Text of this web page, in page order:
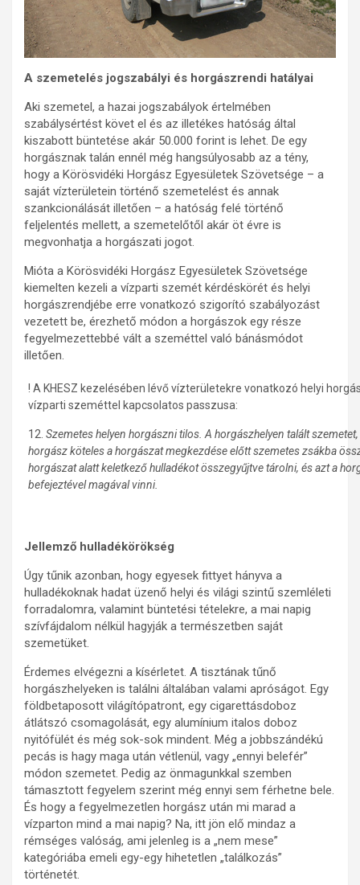
A szemetelés jogszabályi és horgászrendi hatályai
Aki szemetel, a hazai jogszabályok értelmében
szabálysértést követ el és az illetékes hatóság által
kiszabott büntetése akár 50.000 forint is lehet. De egy
horgásznak talán ennél még hangsúlyosabb az a tény,
hogy a Körösvidéki Horgász Egyesületek Szövetsége – a
saját vízterületein történő szemetelést és annak
szankcionálását illetően – a hatóság felé történő
feljelentés mellett, a szemetelőtől akár öt évre is
megvonhatja a horgászati jogot.
Mióta a Körösvidéki Horgász Egyesületek Szövetsége
kiemelten kezeli a vízparti szemét kérdéskörét és helyi
horgászrendjébe erre vonatkozó szigorító szabályozást
vezetett be, érezhető módon a horgászok egy része
fegyelmezettebbé vált a szeméttel való bánásmódot
illetően.
! A KHESZ kezelésében lévő vízterületekre vonatkozó helyi
vízparti szeméttel kapcsolatos passzusa:
12. Szemetes helyen horgászni tilos. A horgászhelyen talált
horgász köteles a horgászat megkezdése előtt szemetes zsákba
horgászat alatt keletkező hulladékot összegyűjtve tárolni, és azt a
befejeztével magával vinni.
Jellemző hulladékörökség
Úgy tűnik azonban, hogy egyesek fittyet hányva a
hulladékoknak hadat üzenő helyi és világi szintű szemléleti
forradalomra, valamint büntetési tételekre, a mai napig
szívfájdalom nélkül hagyják a természetben saját
szemetüket.
Érdemes elvégezni a kísérletet. A tisztának tűnő
horgászhelyeken is találni általában valami apróságot. Egy
földbetaposott világítópatront, egy cigarettásdoboz
átlátszó csomagolását, egy alumínium italos doboz
nyitófülét és még sok-sok mindent. Még a jobbszándékú
pecás is hagy maga után vétlenül, vagy „ennyi belefér”
módon szemetet. Pedig az önmagunkkal szemben
támasztott fegyelem szerint még ennyi sem férhetne bele.
És hogy a fegyelmezetlen horgász után mi marad a
vízparton mind a mai napig? Na, itt jön elő mindaz a
rémséges valóság, ami jelenleg is a „nem mese”
kategóriába emeli egy-egy hihetetlen „találkozás”
történetét.